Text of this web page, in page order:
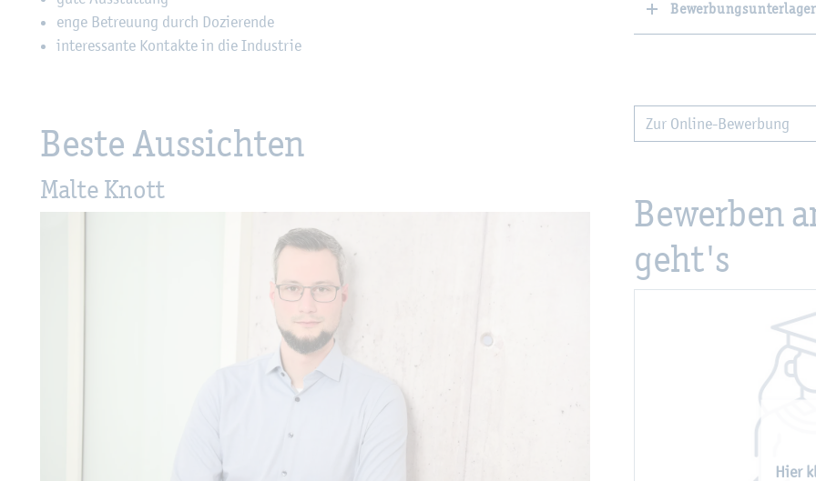
enge Be­treu­ung durch Do­zie­ren­de
in­ter­es­san­te Kon­tak­te in die In­dus­trie
Beste Aus­sich­ten
Malte Knott
Zur On­line-Be­wer­bung
Be­wer­ben
geht's
Hier